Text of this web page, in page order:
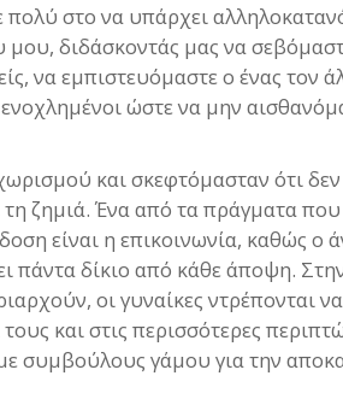
στο να υπάρχει
διδάσκοντάς μας να
να εμπιστευόμαστε ο ένας τον
ώστε να μην
και σκεφτόμασταν ότι
ζημιά. Ένα από τα πράγματα
είναι η επικοινωνία, καθώς ο
πάντα δίκιο από κάθε άποψη.
οι γυναίκες ντρέπονται να
και στις περισσότερες
συμβούλους γάμου για την